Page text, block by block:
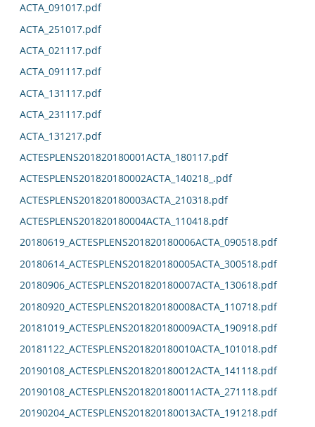
ACTA_091017.pdf
ACTA_251017.pdf
ACTA_021117.pdf
ACTA_091117.pdf
ACTA_131117.pdf
ACTA_231117.pdf
ACTA_131217.pdf
ACTESPLENS201820180001ACTA_180117.pdf
ACTESPLENS201820180002ACTA_140218_.pdf
ACTESPLENS201820180003ACTA_210318.pdf
ACTESPLENS201820180004ACTA_110418.pdf
20180619_ACTESPLENS201820180006ACTA_090518.pdf
20180614_ACTESPLENS201820180005ACTA_300518.pdf
20180906_ACTESPLENS201820180007ACTA_130618.pdf
20180920_ACTESPLENS201820180008ACTA_110718.pdf
20181019_ACTESPLENS201820180009ACTA_190918.pdf
20181122_ACTESPLENS201820180010ACTA_101018.pdf
20190108_ACTESPLENS201820180012ACTA_141118.pdf
20190108_ACTESPLENS201820180011ACTA_271118.pdf
20190204_ACTESPLENS201820180013ACTA_191218.pdf